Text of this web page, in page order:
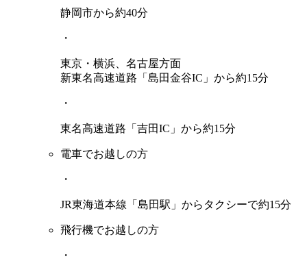
静岡市から約40分
・
東京・横浜、名古屋方面
新東名高速道路「島田金谷IC」から約15分
・
東名高速道路「吉田IC」から約15分
電車でお越しの方
・
JR東海道本線「島田駅」からタクシーで約15分
飛行機でお越しの方
・